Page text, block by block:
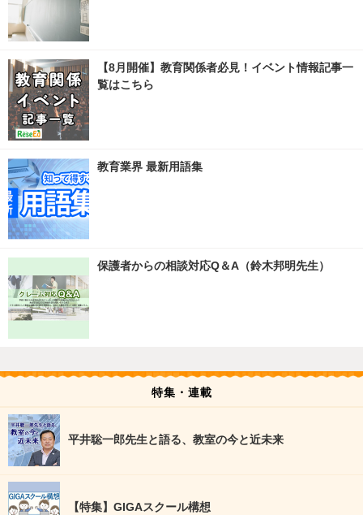
【8月開催】教育関係者必見！イベント情報記事一
覧はこちら
教育業界 最新用語集
保護者からの相談対応Q＆A（鈴木邦明先生）
特集・連載
平井聡一郎先生と語る、教室の今と近未来
【特集】GIGAスクール構想